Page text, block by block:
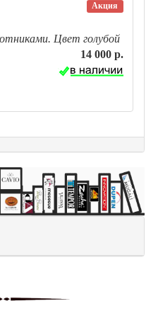
Акция
Цвет голубой
14 000 р.